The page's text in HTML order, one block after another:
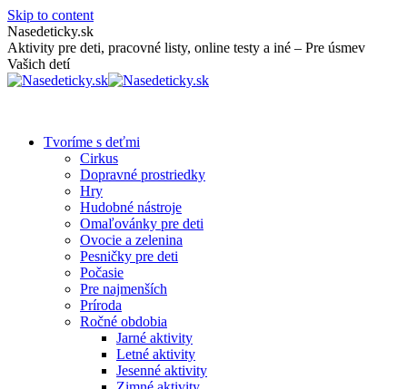
Skip to content
Nasedeticky.sk
Aktivity pre deti, pracovné listy, online testy a iné – Pre úsmev
Vašich detí
Tvoríme s deťmi
Cirkus
Dopravné prostriedky
Hry
Hudobné nástroje
Omaľovánky pre deti
Ovocie a zelenina
Pesničky pre deti
Počasie
Pre najmenších
Príroda
Ročné obdobia
Jarné aktivity
Letné aktivity
Jesenné aktivity